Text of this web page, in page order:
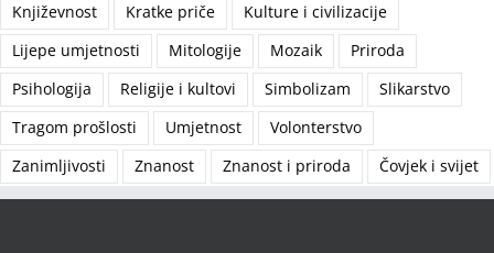
Književnost
Kratke priče
Kulture i civilizacije
Lijepe umjetnosti
Mitologije Mozaik
Priroda
Psihologija
Religije i kultovi Simbolizam
Slikarstvo
Tragom prošlosti
Umjetnost
Volonterstvo
Zanimljivosti
Znanost Znanost i priroda Čovjek i svijet